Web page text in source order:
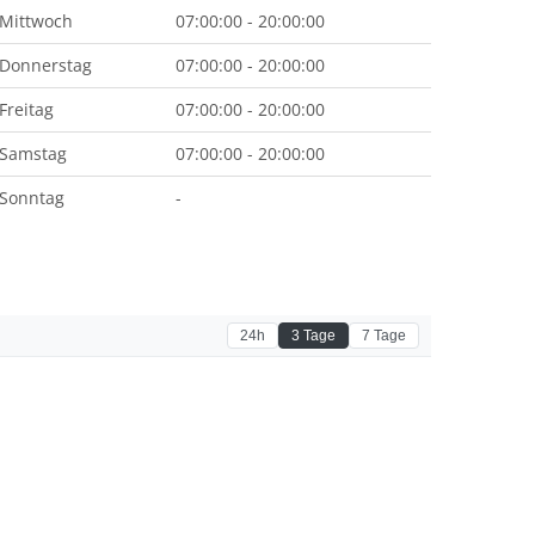
Mittwoch
07:00:00 - 20:00:00
Donnerstag
07:00:00 - 20:00:00
Freitag
07:00:00 - 20:00:00
Samstag
07:00:00 - 20:00:00
Sonntag
-